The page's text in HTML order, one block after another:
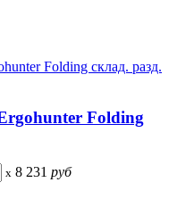
Folding
x 8 231 руб